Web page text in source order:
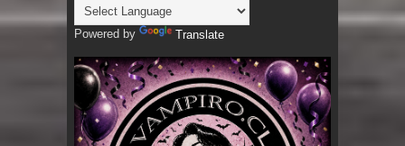
Powered by Translate